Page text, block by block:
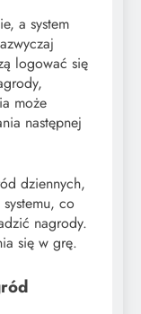
a system
logować się
może
następnej
dziennych,
co
nagrody.
się w grę.